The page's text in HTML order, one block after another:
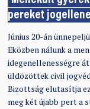
pereket
Június 20-án
Eközben nálunk a
idegenellenességre
üldözöttek civil
Bizottság elutasítja
meg két újabb pert a